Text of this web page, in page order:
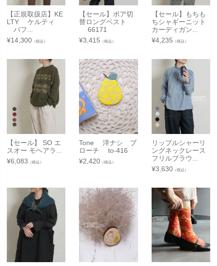
【正規取扱店】KE
LTY ケルティ
パフ...
¥14,300 （税込）
【セール】ボア切
替ロングベスト
66171
¥3,415 （税込）
【セール】もちも
ちシャギーニット
カーディガン...
¥4,235 （税込）
【セール】 SO エ
スオー モヘアラ...
¥6,083 （税込）
Tone 洋ナシ ブ
ローチ to-416
¥2,420 （税込）
リップルシャーリ
ングネックレース
フリルブラウ...
¥3,630（税込）